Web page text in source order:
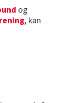
og
, kan